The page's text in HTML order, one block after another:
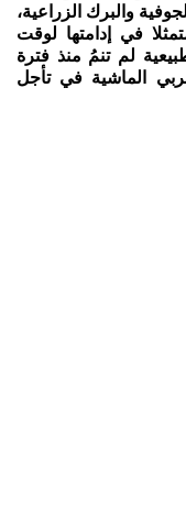
والبرك الزراعية،
في إدامتها لوقت
لم تنمُ منذ فترة
الماشية في تأجل